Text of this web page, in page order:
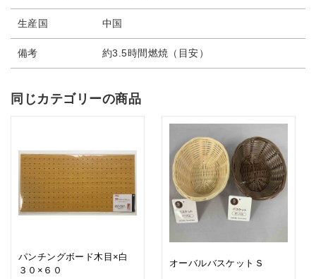
生産国 中国
備考 約3.5時間燃焼（目安）
同じカテゴリーの商品
パンチングボード木目×白
３０×６０
オーバルバスケットＳ